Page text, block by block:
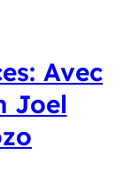
Avec
Joel